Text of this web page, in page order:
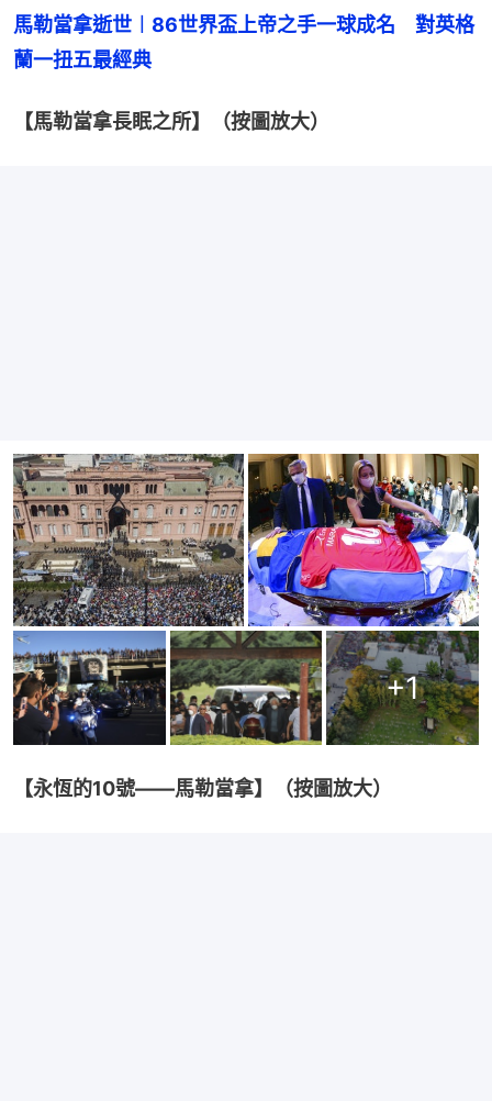
馬勒當拿逝世︱86世界盃上帝之手一球成名　對英格
蘭一扭五最經典
【馬勒當拿長眠之所】（按圖放大）
+1
【永恆的10號——馬勒當拿】（按圖放大）